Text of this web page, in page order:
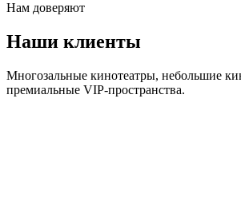
Нам доверяют
Наши клиенты
Многозальные кинотеатры, небольшие
премиальные VIP-пространства.